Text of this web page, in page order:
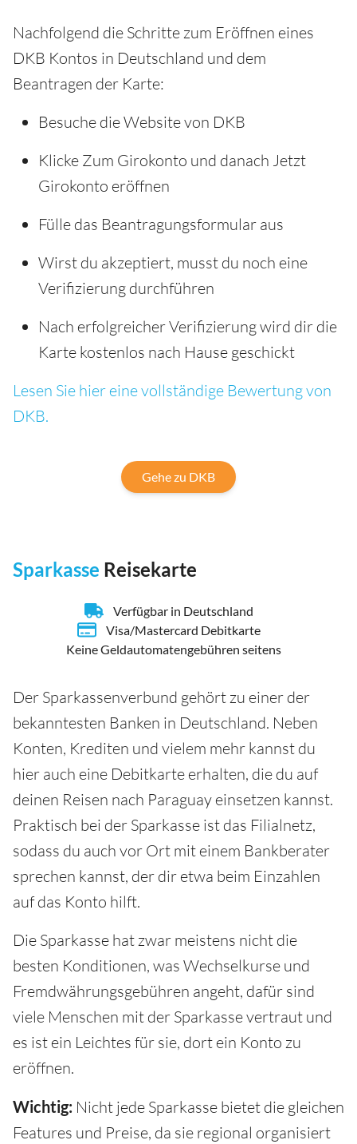
Nachfolgend die Schritte zum Eröffnen eines
DKB Kontos in Deutschland und dem
Beantragen der Karte:
Besuche die Website von DKB
Klicke Zum Girokonto und danach Jetzt
Girokonto eröffnen
Fülle das Beantragungsformular aus
Wirst du akzeptiert, musst du noch eine
Verifizierung durchführen
Nach erfolgreicher Verifizierung wird dir die
Karte kostenlos nach Hause geschickt
Lesen Sie hier eine vollständige Bewertung von
DKB.
Gehe zu DKB
Sparkasse Reisekarte
Verfügbar in Deutschland
Visa/Mastercard Debitkarte
Keine Geldautomatengebühren seitens
Der Sparkassenverbund gehört zu einer der
bekanntesten Banken in Deutschland. Neben
Konten, Krediten und vielem mehr kannst du
hier auch eine Debitkarte erhalten, die du auf
deinen Reisen nach Paraguay einsetzen kannst.
Praktisch bei der Sparkasse ist das Filialnetz,
sodass du auch vor Ort mit einem Bankberater
sprechen kannst, der dir etwa beim Einzahlen
auf das Konto hilft.
Die Sparkasse hat zwar meistens nicht die
besten Konditionen, was Wechselkurse und
Fremdwährungsgebühren angeht, dafür sind
viele Menschen mit der Sparkasse vertraut und
es ist ein Leichtes für sie, dort ein Konto zu
eröffnen.
Wichtig: Nicht jede Sparkasse bietet die gleichen
Features und Preise, da sie regional organisiert